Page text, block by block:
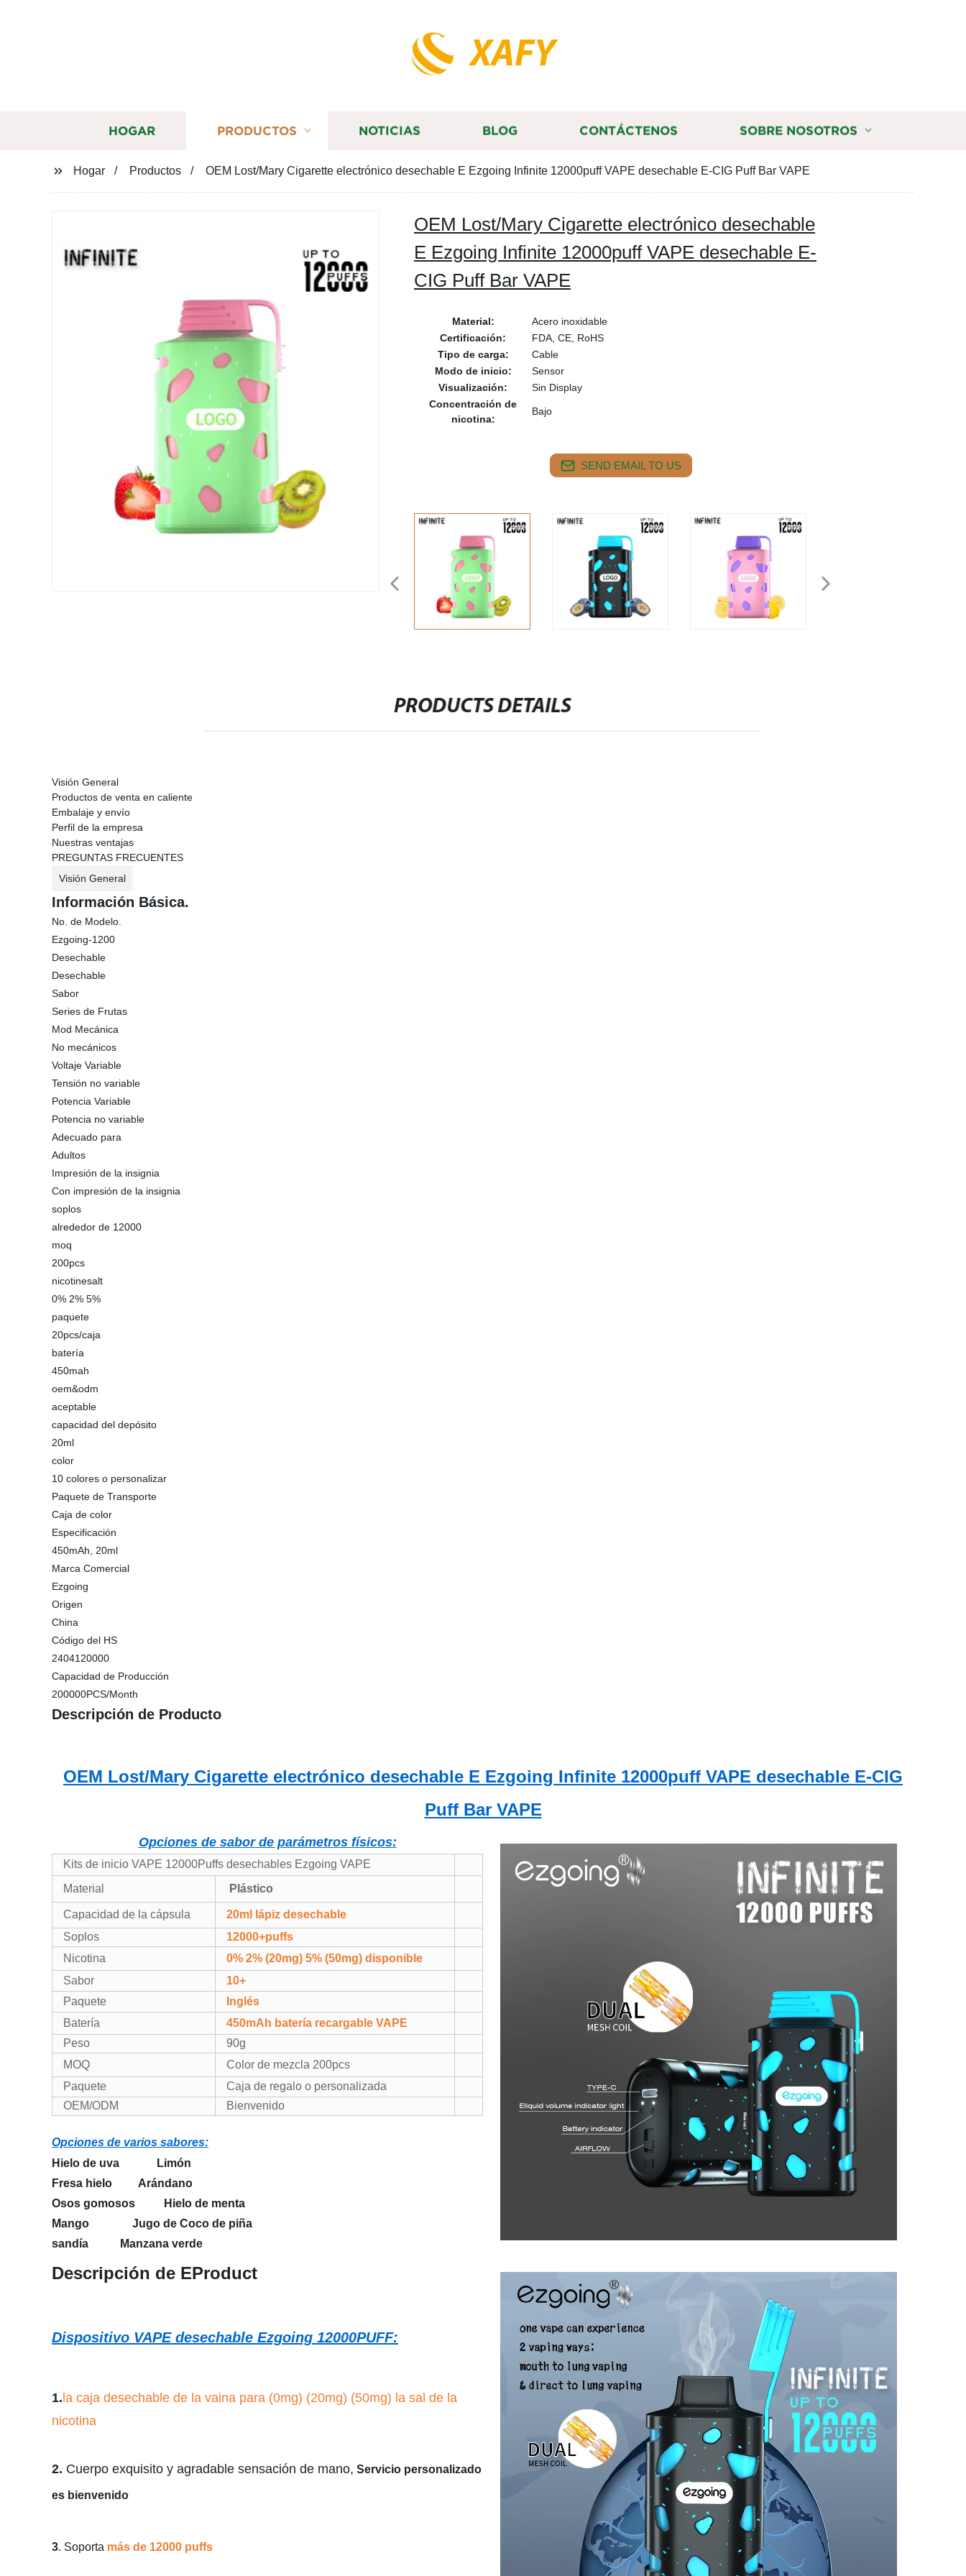
XAFY
HOGAR PRODUCTOS NOTICIAS BLOG CONTÁCTENOS SOBRE NOSOTROS
Hogar Productos OEM Lost/Mary Cigarette electrónico desechable E Ezgoing Infinite 12000puff VAPE desechable E-CIG Puff Bar VAPE
OEM Lost/Mary Cigarette electrónico desechable
E Ezgoing Infinite 12000puff VAPE desechable E-
CIG Puff Bar VAPE
Material:
Acero inoxidable
Certificación:
FDA, CE, RoHS
Tipo de carga:
Cable
Modo de inicio:
Sensor
Visualización:
Sin Display
Concentración de
nicotina:
Bajo
SEND EMAIL TO US
PRODUCTS DETAILS
Visión General
Productos de venta en caliente
Embalaje y envío
Perfil de la empresa
Nuestras ventajas
PREGUNTAS FRECUENTES
Visión General
Información Básica.
No. de Modelo.
Ezgoing-1200
Desechable
Desechable
Sabor
Series de Frutas
Mod Mecánica
No mecánicos
Voltaje Variable
Tensión no variable
Potencia Variable
Potencia no variable
Adecuado para
Adultos
Impresión de la insignia
Con impresión de la insignia
soplos
alrededor de 12000
moq
200pcs
nicotinesalt
0% 2% 5%
paquete
20pcs/caja
batería
450mah
oem&odm
aceptable
capacidad del depósito
20ml
color
10 colores o personalizar
Paquete de Transporte
Caja de color
Especificación
450mAh, 20ml
Marca Comercial
Ezgoing
Origen
China
Código del HS
2404120000
Capacidad de Producción
200000PCS/Month
Descripción de Producto
OEM Lost/Mary Cigarette electrónico desechable E Ezgoing Infinite 12000puff VAPE desechable E-CIG
Puff Bar VAPE
Opciones de sabor de parámetros físicos:
Kits de inicio VAPE 12000Puffs desechables Ezgoing VAPE
Material
Plástico
Capacidad de la cápsula
20ml lápiz desechable
Soplos
12000+puffs
Nicotina
0% 2% (20mg) 5% (50mg) disponible
Sabor
10+
Paquete
Inglés
Batería
450mAh batería recargable VAPE
Peso
90g
MOQ
Color de mezcla 200pcs
Paquete
Caja de regalo o personalizada
OEM/ODM
Bienvenido
Opciones de varios sabores:
Hielo de uva Limón
Fresa hielo Arándano
Osos gomosos Hielo de menta
Mango Jugo de Coco de piña
sandía Manzana verde
Descripción de EProduct
Dispositivo VAPE desechable Ezgoing 12000PUFF:
1. la caja desechable de la vaina para (0mg) (20mg) (50mg) la sal de la
nicotina
2. Cuerpo exquisito y agradable sensación de mano, Servicio personalizado
es bienvenido
3. Soporta más de 12000 puffs